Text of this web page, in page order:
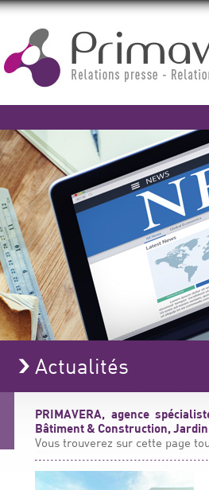
Actualités
PRIMAVERA, agence
Bâtiment & Construction,
Vous trouverez sur cette page